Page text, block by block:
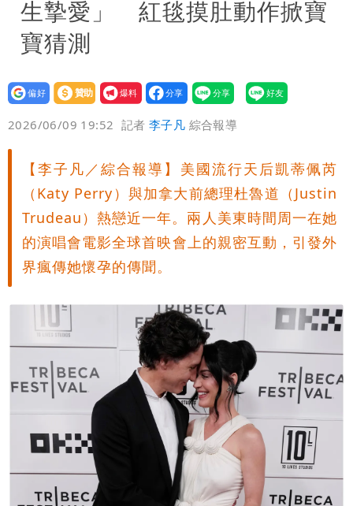
策高層牽涉其中」才不提告
「我是台灣人」胸章竟是中國製
Cheap：愛台灣只是發財的口號
生摯愛」 紅毯摸肚動作掀寶
寶猜測
設為
贊助
我要
爆料
2026/06/09 19:52 記者李子凡 綜合報導
【李子凡／綜合報導】美國流行天后凱蒂佩芮
（Katy Perry）與加拿大前總理杜魯道（Justin
Trudeau）熱戀近一年。兩人美東時間周一在她
的演唱會電影全球首映會上的親密互動，引發外
界瘋傳她懷孕的傳聞。